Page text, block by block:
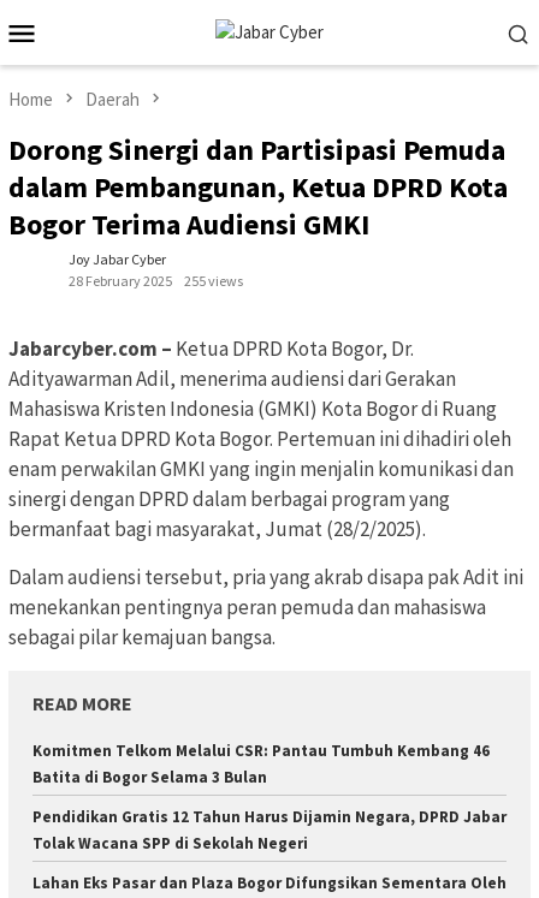
to
contentMenu
Home Daerah
Dorong Sinergi dan Partisipasi Pemuda
dalam Pembangunan, Ketua DPRD Kota
Bogor Terima Audiensi GMKI
Joy Jabar Cyber
28 February 2025
255 views
Jabarcyber.com – Ketua DPRD Kota Bogor, Dr.
Adityawarman Adil, menerima audiensi dari Gerakan
Mahasiswa Kristen Indonesia (GMKI) Kota Bogor di Ruang
Rapat Ketua DPRD Kota Bogor. Pertemuan ini dihadiri oleh
enam perwakilan GMKI yang ingin menjalin komunikasi dan
sinergi dengan DPRD dalam berbagai program yang
bermanfaat bagi masyarakat, Jumat (28/2/2025).
Dalam audiensi tersebut, pria yang akrab disapa pak Adit ini
menekankan pentingnya peran pemuda dan mahasiswa
sebagai pilar kemajuan bangsa.
READ MORE
Komitmen Telkom Melalui CSR: Pantau Tumbuh Kembang 46
Batita di Bogor Selama 3 Bulan
Pendidikan Gratis 12 Tahun Harus Dijamin Negara, DPRD Jabar
Tolak Wacana SPP di Sekolah Negeri
Lahan Eks Pasar dan Plaza Bogor Difungsikan Sementara Oleh